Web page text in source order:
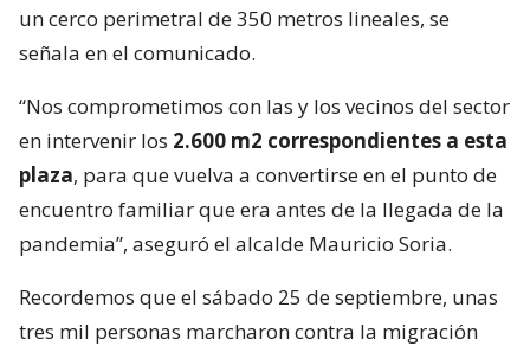
un cerco perimetral de 350 metros lineales, se
señala en el comunicado.
“Nos comprometimos con las y los vecinos del sector
en intervenir los 2.600 m2 correspondientes a esta
plaza, para que vuelva a convertirse en el punto de
encuentro familiar que era antes de la llegada de la
pandemia”, aseguró el alcalde Mauricio Soria.
Recordemos que el sábado 25 de septiembre, unas
tres mil personas marcharon contra la migración